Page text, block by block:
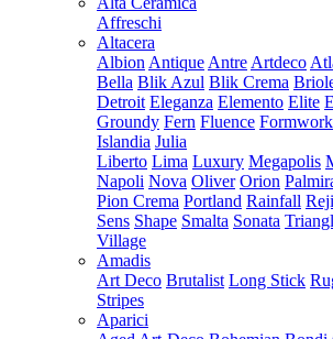
Affreschi
Altacera
Albion Antique Antre Artdeco
Bella Blik Azul Blik Crema
Detroit Eleganza Elemento Elite
Groundy Fern Fluence Formwork
Islandia Julia
Liberto Lima Luxury Megapolis
Napoli Nova Oliver Orion
Pion Crema Portland Rainfall
Sens Shape Smalta Sonata
Village
Amadis
Art Deco Brutalist Long Stick
Stripes
Aparici